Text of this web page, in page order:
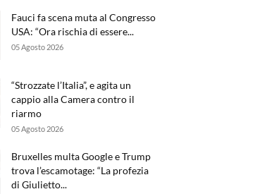
Fauci fa scena muta al Congresso
USA: “Ora rischia di essere...
05 Agosto 2026
“Strozzate l’Italia”, e agita un
cappio alla Camera contro il
riarmo
05 Agosto 2026
Bruxelles multa Google e Trump
trova l’escamotage: “La profezia
di Giulietto...